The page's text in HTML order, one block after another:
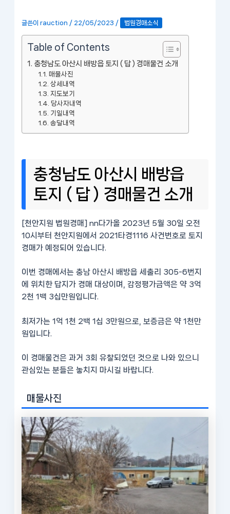
글쓴이rauction / 22/05/2023 / 법원경매소식
Table of Contents
충청남도 아산시 배방읍 토지 ( 답 ) 경매물건 소개
매물사진
상세내역
지도보기
당사자내역
기일내역
송달내역
충청남도 아산시 배방읍
토지 ( 답 ) 경매물건 소개
[천안지원 법원경매] nn다가올 2023년 5월 30일 오전
10시부터 천안지원에서 2021타경1116 사건번호로 토지
경매가 예정되어 있습니다.
이번 경매에서는 충남 아산시 배방읍 세출리 305-6번지
에 위치한 답지가 경매 대상이며, 감정평가금액은 약 3억
2천 1백 3십만원입니다.
최저가는 1억 1천 2백 1십 3만원으로, 보증금은 약 1천만
원입니다.
이 경매물건은 과거 3회 유찰되었던 것으로 나와 있으니
관심있는 분들은 놓치지 마시길 바랍니다.
매물사진